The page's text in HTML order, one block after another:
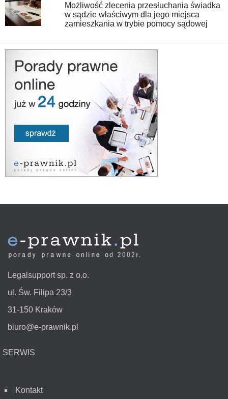
Możliwość zlecenia przesłuchania świadka
w sądzie właściwym dla jego miejsca
zamieszkania w trybie pomocy sądowej
Legalsupport sp. z o.o.
ul. Św. Filipa 23/3
31-150 Kraków
biuro@e-prawnik.pl
SERWIS
Kontakt